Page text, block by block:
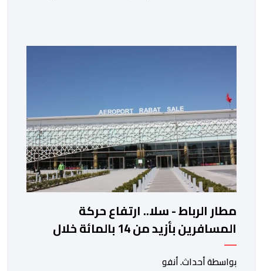
بنسبة 1 في المائة إلى 4285,69 دولارا للأوقية، مسجلا أعلى
مطار الرباط - سلا.. ارتفاع حركة
المسافرين بأزيد من 14 بالمائة خلال
الفصل الأول من 2026
بواسطة أحداث. أنفو